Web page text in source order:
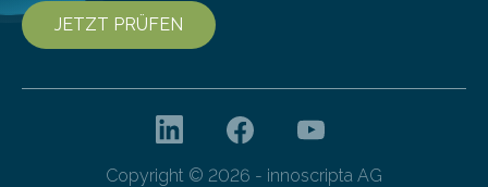
JETZT PRÜFEN
Copyright © 2026 - innoscripta AG